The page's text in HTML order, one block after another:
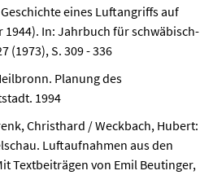
eines Luftangriffs auf
1944). In: Jahrbuch für schwäbisch-
(1973), S. 309 - 336
Planung des
1994
Christhard / Weckbach, Hubert:
Luftaufnahmen aus den
Textbeiträgen von Emil Beutinger,